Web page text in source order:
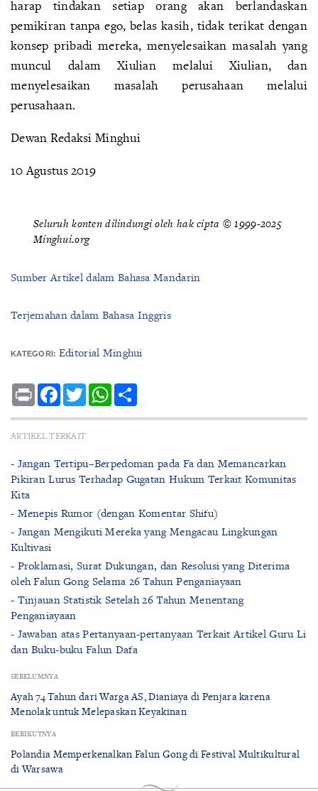
harap tindakan setiap orang akan berlandaskan
pemikiran tanpa ego, belas kasih, tidak terikat dengan
konsep pribadi mereka, menyelesaikan masalah yang
muncul dalam Xiulian melalui Xiulian, dan
menyelesaikan masalah perusahaan melalui
perusahaan.
Dewan Redaksi Minghui
10 Agustus 2019
Seluruh konten dilindungi oleh hak cipta © 1999-2025
Minghui.org
Sumber Artikel dalam Bahasa Mandarin
Terjemahan dalam Bahasa Inggris
KATEGORI: Editorial Minghui
Print Facebook
TwitterWhatsApp
ARTIKEL TERKAIT
- Jangan Tertipu–Berpedoman pada Fa dan Memancarkan
Pikiran Lurus Terhadap Gugatan Hukum Terkait Komunitas
Kita
- Menepis Rumor (dengan Komentar Shifu)
- Jangan Mengikuti Mereka yang Mengacau Lingkungan
Kultivasi
- Proklamasi, Surat Dukungan, dan Resolusi yang Diterima
oleh Falun Gong Selama 26 Tahun Penganiayaan
- Tinjauan Statistik Setelah 26 Tahun Menentang
Penganiayaan
- Jawaban atas Pertanyaan-pertanyaan Terkait Artikel Guru Li
dan Buku-buku Falun Dafa
SEBELUMNYA
Ayah 74 Tahun dari Warga AS, Dianiaya di Penjara karena
Menolak untuk Melepaskan Keyakinan
BERIKUTNYA
Polandia Memperkenalkan Falun Gong di Festival Multikultural
di Warsawa